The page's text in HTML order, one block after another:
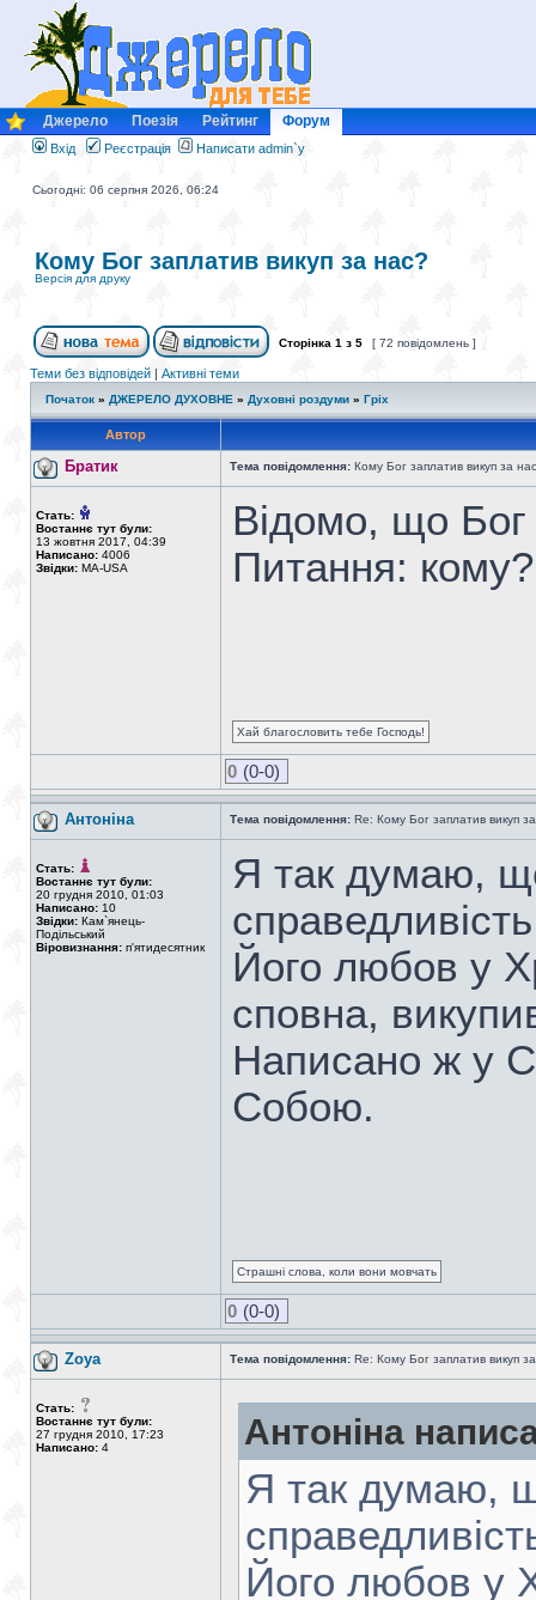
Джерело Поезія Рейтинг Форум
Вхід Реєстрація Написати admin`у
Сьогодні: 06 серпня 2026, 06:24
Кому Бог заплатив викуп за нас?
Версія для друку
Сторінка 1 з 5 [ 72 повідомлень ]
Теми без відповідей | Активні теми
Початок » ДЖЕРЕЛО ДУХОВНЕ » Духовні роздуми » Гріх
Автор
Братик Тема повідомлення: Кому Бог заплатив викуп за
Стать:
Востаннє тут були:
13 жовтня 2017, 04:39
Написано: 4006
Звідки: MA-USA
Відомо, що Бог
Питання: кому?
Хай благословить тебе Господь!
0 (0-0)
Антоніна Тема повідомлення: Re: Кому Бог заплатив викуп
Стать:
Востаннє тут були:
20 грудня 2010, 01:03
Написано: 10
Звідки: Кам`янець-
Подільський
Віровизнання: п'ятидесятник
Я так думаю,
Його любов у
сповна,
Написано ж у
Собою.
Страшні слова, коли вони мовчать
0 (0-0)
Zoya Тема повідомлення: Re: Кому Бог заплатив викуп
Стать:
Востаннє тут були:
27 грудня 2010, 17:23
Написано: 4 Антоніна
Я так думаю,
Його любов у